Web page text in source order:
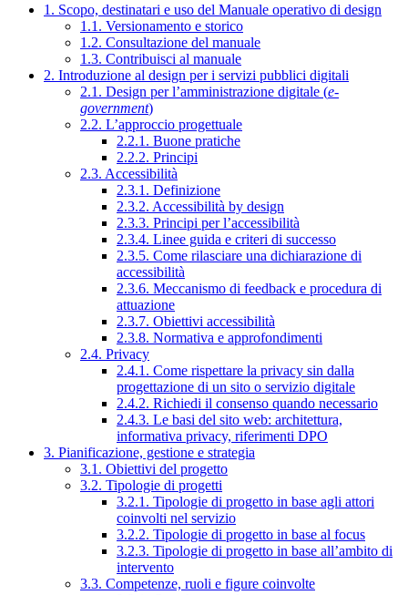
1. Scopo, destinatari e uso del Manuale operativo di design
1.1. Versionamento e storico
1.2. Consultazione del manuale
1.3. Contribuisci al manuale
2. Introduzione al design per i servizi pubblici digitali
2.1. Design per l’amministrazione digitale (e-
government)
2.2. L’approccio progettuale
2.2.1. Buone pratiche
2.2.2. Principi
2.3. Accessibilità
2.3.1. Definizione
2.3.2. Accessibilità by design
2.3.3. Principi per l’accessibilità
2.3.4. Linee guida e criteri di successo
2.3.5. Come rilasciare una dichiarazione di
accessibilità
2.3.6. Meccanismo di feedback e procedura di
attuazione
2.3.7. Obiettivi accessibilità
2.3.8. Normativa e approfondimenti
2.4. Privacy
2.4.1. Come rispettare la privacy sin dalla
progettazione di un sito o servizio digitale
2.4.2. Richiedi il consenso quando necessario
2.4.3. Le basi del sito web: architettura,
informativa privacy, riferimenti DPO
3. Pianificazione, gestione e strategia
3.1. Obiettivi del progetto
3.2. Tipologie di progetti
3.2.1. Tipologie di progetto in base agli attori
coinvolti nel servizio
3.2.2. Tipologie di progetto in base al focus
3.2.3. Tipologie di progetto in base all’ambito di
intervento
3.3. Competenze, ruoli e figure coinvolte